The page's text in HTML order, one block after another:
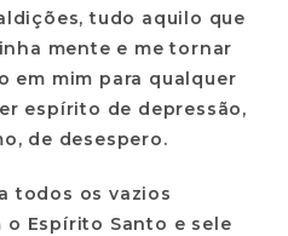
tudo aquilo que
mente e me tornar
em mim para qualquer
espírito de depressão,
de desespero.
todos os vazios
Espírito Santo e sele